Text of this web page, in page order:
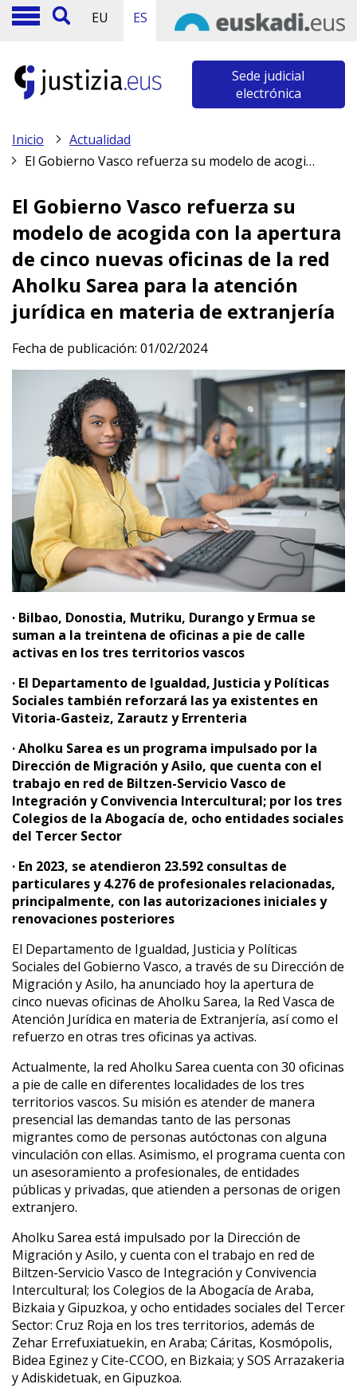
EU ES
Sede judicial
electrónica
Inicio
Actualidad
El Gobierno Vasco refuerza su modelo de acogida con la apertura de cinco nuevas oficinas de la red Aholku Sarea para la atención jurídica en materia de extranjería
El Gobierno Vasco refuerza su
modelo de acogida con la apertura
de cinco nuevas oficinas de la red
Aholku Sarea para la atención
jurídica en materia de extranjería
Fecha de publicación: 01/02/2024
· Bilbao, Donostia, Mutriku, Durango y Ermua se
suman a la treintena de oficinas a pie de calle
activas en los tres territorios vascos
· El Departamento de Igualdad, Justicia y Políticas
Sociales también reforzará las ya existentes en
Vitoria-Gasteiz, Zarautz y Errenteria
· Aholku Sarea es un programa impulsado por la
Dirección de Migración y Asilo, que cuenta con el
trabajo en red de Biltzen-Servicio Vasco de
Integración y Convivencia Intercultural; por los tres
Colegios de la Abogacía de, ocho entidades sociales
del Tercer Sector
· En 2023, se atendieron 23.592 consultas de
particulares y 4.276 de profesionales relacionadas,
principalmente, con las autorizaciones iniciales y
renovaciones posteriores
El Departamento de Igualdad, Justicia y Políticas
Sociales del Gobierno Vasco, a través de su Dirección de
Migración y Asilo, ha anunciado hoy la apertura de
cinco nuevas oficinas de Aholku Sarea, la Red Vasca de
Atención Jurídica en materia de Extranjería, así como el
refuerzo en otras tres oficinas ya activas.
Actualmente, la red Aholku Sarea cuenta con 30 oficinas
a pie de calle en diferentes localidades de los tres
territorios vascos. Su misión es atender de manera
presencial las demandas tanto de las personas
migrantes como de personas autóctonas con alguna
vinculación con ellas. Asimismo, el programa cuenta con
un asesoramiento a profesionales, de entidades
públicas y privadas, que atienden a personas de origen
extranjero.
Aholku Sarea está impulsado por la Dirección de
Migración y Asilo, y cuenta con el trabajo en red de
Biltzen-Servicio Vasco de Integración y Convivencia
Intercultural; los Colegios de la Abogacía de Araba,
Bizkaia y Gipuzkoa, y ocho entidades sociales del Tercer
Sector: Cruz Roja en los tres territorios, además de
Zehar Errefuxiatuekin, en Araba; Cáritas, Kosmópolis,
Bidea Eginez y Cite-CCOO, en Bizkaia; y SOS Arrazakeria
y Adiskidetuak, en Gipuzkoa.